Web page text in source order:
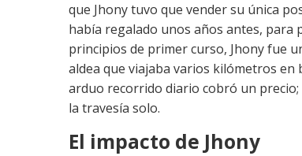
que Jhony tuvo que vender su única
había regalado unos años antes, para
principios de primer curso, Jhony fue
aldea que viajaba varios kilómetros en
arduo recorrido diario cobró un
la travesía solo.
El impacto de Jhony